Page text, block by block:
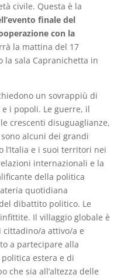
civile. Questa è la
finale del
con la
la mattina del 17
la sala Capranichetta in
un sovrappiù di
i popoli. Le guerre, il
crescenti disuguaglianze,
alcuni dei grandi
l’Italia e i suoi territori nei
internazionali e la
della politica
quotidiana
dibattito politico. Le
Il villaggio globale è
cittadino/a attivo/a e
a partecipare alla
estera e di
che sia all’altezza delle